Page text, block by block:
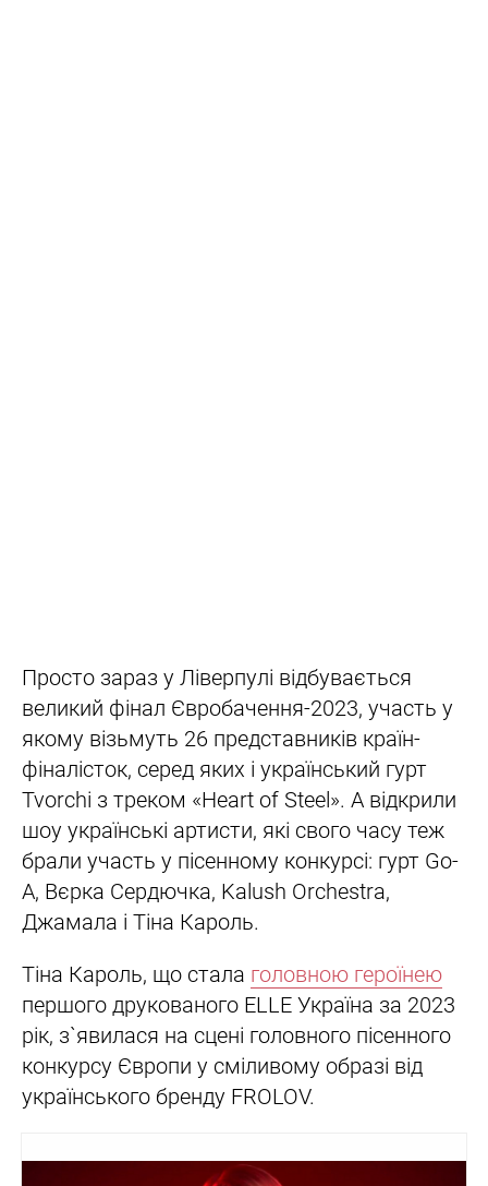
Просто зараз у Ліверпулі відбувається
великий фінал Євробачення-2023, участь у
якому візьмуть 26 представників країн-
фіналісток, серед яких і український гурт
Tvorchi з треком «Heart of Steel». А відкрили
шоу українські артисти, які свого часу теж
брали участь у пісенному конкурсі: гурт Go-
A, Вєрка Сердючка, Kalush Orchestra,
Джамала і Тіна Кароль.
Тіна Кароль, що стала головною героїнею
першого друкованого ELLE Україна за 2023
рік, з`явилася на сцені головного пісенного
конкурсу Європи у сміливому образі від
українського бренду FROLOV.